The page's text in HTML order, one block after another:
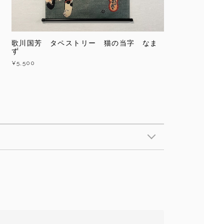
歌川国芳 タペストリー 猫の当字 なま
ず
¥5,500